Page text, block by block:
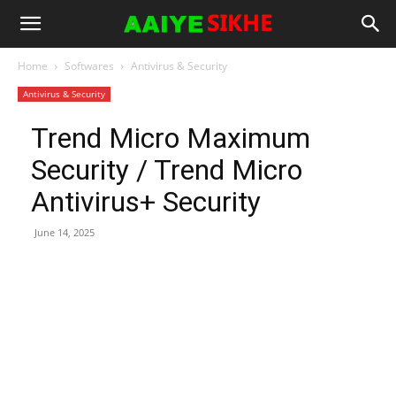
Home Softwares Antivirus & Security
Antivirus & Security
Trend Micro Maximum
Security / Trend Micro
Antivirus+ Security
June 14, 2025